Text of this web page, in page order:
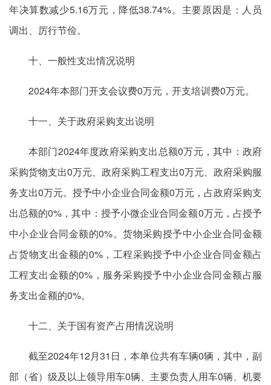
年决算数减少5.16万元，降低38.74%。主要原因是：人员
调出、厉行节俭。
十、一般性支出情况说明
2024年本部门开支会议费0万元，开支培训费0万元。
十一、关于政府采购支出说明
本部门2024年度政府采购支出总额0万元，其中：政府
采购货物支出0万元、政府采购工程支出0万元、政府采购服
务支出0万元。授予中小企业合同金额0万元，占政府采购支
出总额的0%，其中：授予小微企业合同金额0万元，占授予
中小企业合同金额的0%。货物采购授予中小企业合同金额
占货物支出金额的0%，工程采购授予中小企业合同金额占
工程支出金额的0%，服务采购授予中小企业合同金额占服
务支出金额的0%。
十二、关于国有资产占用情况说明
截至2024年12月31日，本单位共有车辆0辆，其中，副
部（省）级及以上领导用车0辆、主要负责人用车0辆、机要